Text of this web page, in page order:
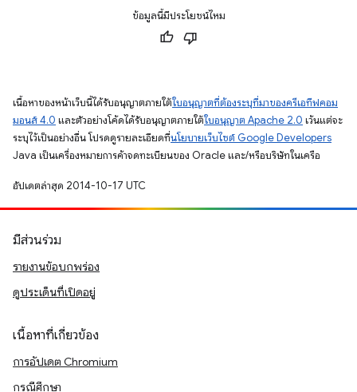
ข้อมูลนี้มีประโยชน์ไหม
เนื้อหาของหน้าเว็บนี้ได้รับอนุญาตภายใต้ใบอนุญาตที่ต้องระบุที่มาของครีเอทีฟคอม
มอนส์ 4.0 และตัวอย่างโค้ดได้รับอนุญาตภายใต้ใบอนุญาต Apache 2.0 เว้นแต่จะ
ระบุไว้เป็นอย่างอื่น โปรดดูรายละเอียดที่นโยบายเว็บไซต์ Google Developers
Java เป็นเครื่องหมายการค้าจดทะเบียนของ Oracle และ/หรือบริษัทในเครือ
อัปเดตล่าสุด 2014-10-17 UTC
มีส่วนร่วม
รายงานข้อบกพร่อง
ดูประเด็นที่เปิดอยู่
เนื้อหาที่เกี่ยวข้อง
การอัปเดต Chromium
กรณีศึกษา